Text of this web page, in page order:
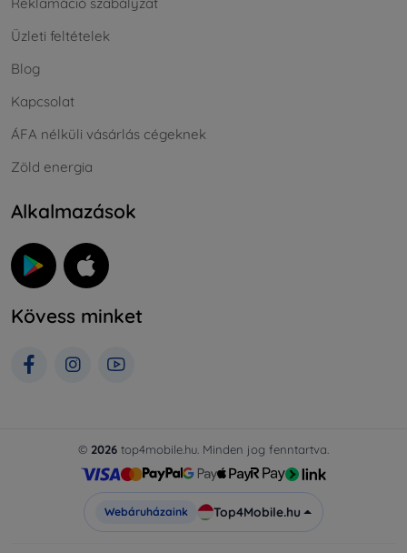
Reklamáció szabályzat
Üzleti feltételek
Blog
Kapcsolat
ÁFA nélküli vásárlás cégeknek
Zöld energia
Alkalmazások
Kövess minket
© 2026 top4mobile.hu. Minden jog fenntartva.
Webáruházaink Top4Mobile.hu